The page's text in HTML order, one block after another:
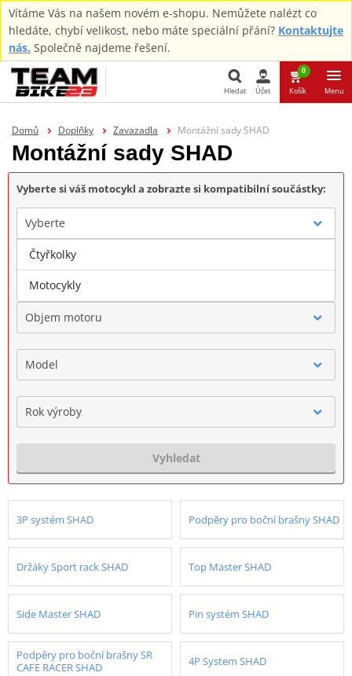
Vítáme Vás na našem novém e-shopu. Nemůžete nalézt co
hledáte, chybí velikost, nebo máte speciální přání? Kontaktujte
nás. Společně najdeme řešení.
Hledat Účet
0
Košík Menu
Domů Doplňky Zavazadla Montážní sady SHAD
Montážní sady SHAD
Vyberte si váš motocykl a zobrazte si kompatibilní součástky:
Vyberte
Značka
Objem motoru
Model
Rok výroby
Vyhledat
3P systém SHAD Podpěry pro boční brašny SHAD
Držáky Sport rack SHAD Top Master SHAD
Side Master SHAD Pin systém SHAD
Podpěry pro boční brašny SR
CAFE RACER SHAD
4P System SHAD
Čtyřkolky
Motocykly